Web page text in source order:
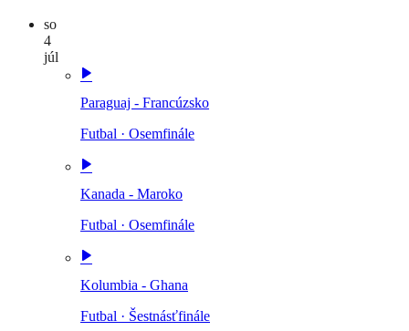
so
4
júl
Paraguaj - Francúzsko
Futbal · Osemfinále
Kanada - Maroko
Futbal · Osemfinále
Kolumbia - Ghana
Futbal · Šestnásťfinále